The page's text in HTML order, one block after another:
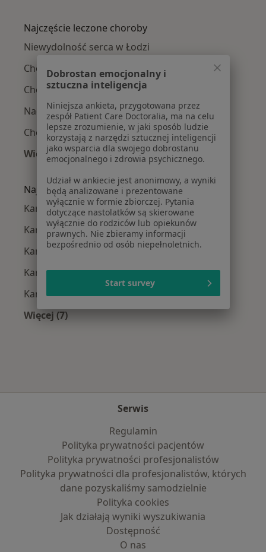
Najczęście leczone choroby
Niewydolność serca w Łodzi
Choroba niedokrwienna serca w Łodzi
Choroby serca w Łodzi
Nadciśnienie tętnicze w Łodzi
Choroba wieńcowa w Łodzi
Więcej (15)
Więcej w kategorii: Najczęście leczone
Najpopularniejsze ubezpieczenia
Kardiolodzy z Allianz w Łodzi
Kardiolodzy z Medicover w Łodzi
Kardiolodzy z PZU Zdrowie w Łodzi
Kardiolodzy z Signal Iduna w Łodzi
Kardiolodzy z TU Zdrowie w Łodzi
Więcej (7)
Serwis
Regulamin
Polityka prywatności pacjentów
Polityka prywatności profesjonalistów
Polityka prywatności dla profesjonalistów, których
dane pozyskaliśmy samodzielnie
Polityka cookies
Jak działają wyniki wyszukiwania
Dostępność
O nas
Dobrostan emocjonalny i
sztuczna inteligencja
Niniejsza ankieta, przygotowana przez
zespół Patient Care Doctoralia, ma na celu
lepsze zrozumienie, w jaki sposób ludzie
korzystają z narzędzi sztucznej inteligencji
jako wsparcia dla swojego dobrostanu
emocjonalnego i zdrowia psychicznego.
Udział w ankiecie jest anonimowy, a wyniki
będą analizowane i prezentowane
wyłącznie w formie zbiorczej. Pytania
dotyczące nastolatków są skierowane
wyłącznie do rodziców lub opiekunów
prawnych. Nie zbieramy informacji
bezpośrednio od osób niepełnoletnich.
Start survey